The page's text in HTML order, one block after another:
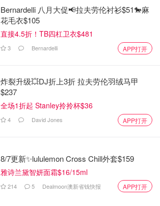
Bernardelli 八月大促📢拉夫劳伦衬衫$51🐎麻
花毛衣$105
直接4.5折！TB四杠卫衣$481
3 Bernardelli APP打开
炸裂升级💥DJ折上3折 拉夫劳伦羽绒马甲
$237
全场1折起 Stanley拎拎杯$36
4 David Jones APP打开
8/7更新✨lululemon Cross Chill外套$159
雅诗兰黛智妍面霜$16/15ml
214 5 Dealmoon澳新省钱快报 APP打开